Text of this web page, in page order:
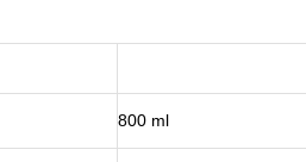
800 ml